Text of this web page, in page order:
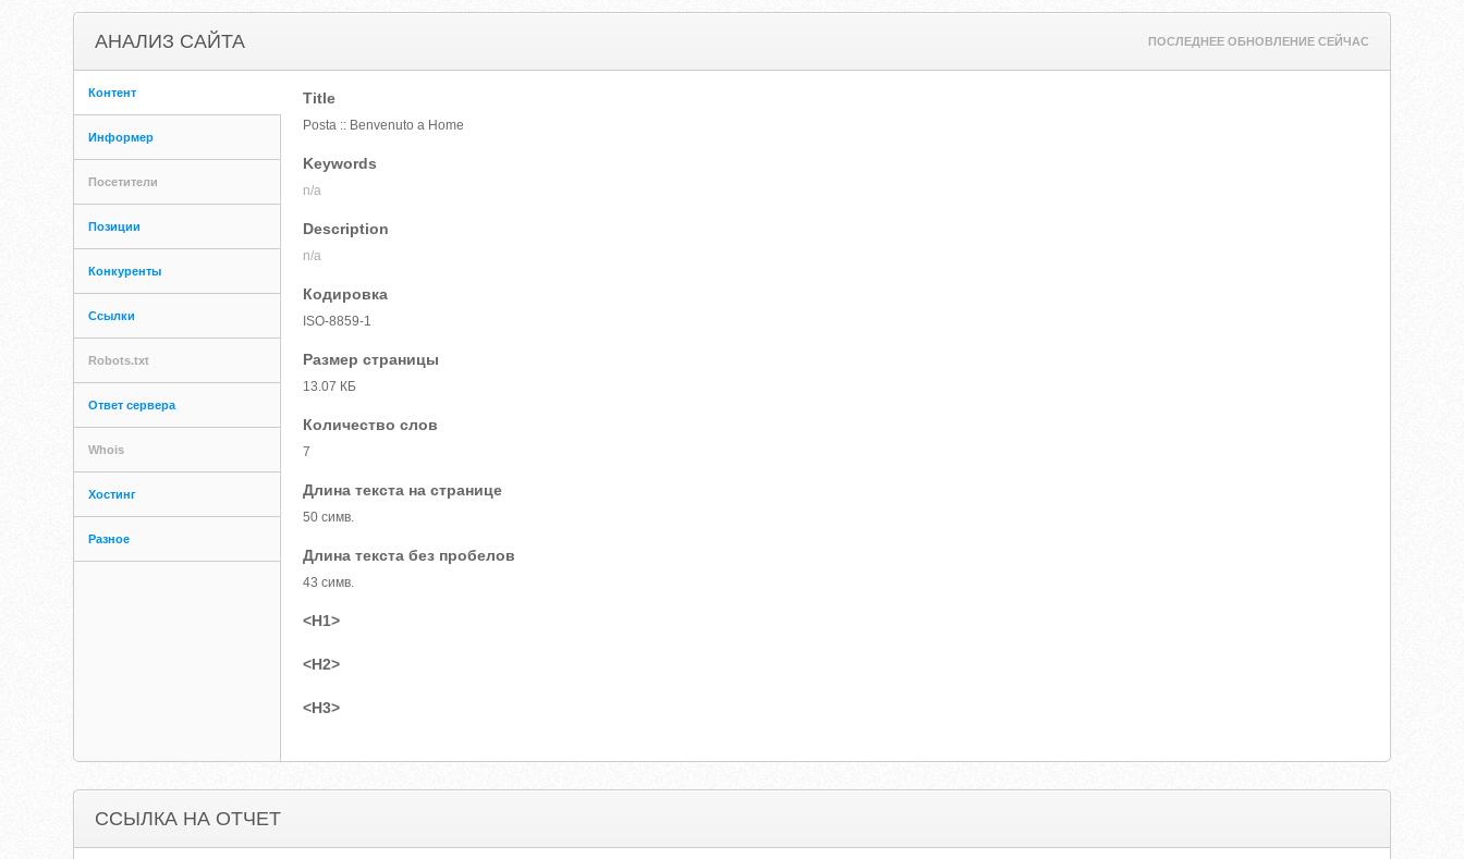
АНАЛИЗ САЙТА ПОСЛЕДНЕЕ ОБНОВЛЕНИЕ СЕЙЧАС
Контент
Информер
Посетители
Позиции
Конкуренты
Ссылки
Robots.txt
Ответ сервера
Whois
Хостинг
Разное
Title
Posta :: Benvenuto a Home
Keywords
n/a
Description
n/a
Кодировка
ISO-8859-1
Размер страницы
13.07 КБ
Количество слов
7
Длина текста на странице
50 симв.
Длина текста без пробелов
43 симв.
<H1>
<H2>
<H3>
ССЫЛКА НА ОТЧЕТ